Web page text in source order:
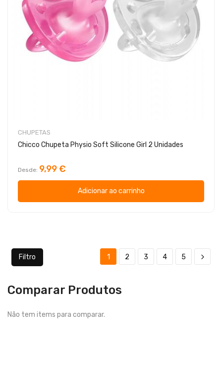
CHUPETAS
Chicco Chupeta Physio Soft Silicone Girl 2 Unidades
Desde 9,99 €
Adicionar ao carrinho
Filtro 1 2 3 4 5
Comparar Produtos
Não tem items para comparar.